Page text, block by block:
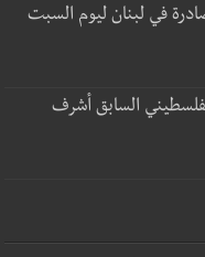
في لبنان ليوم السبت
السابق أشرف